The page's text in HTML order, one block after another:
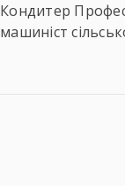
Кондитер
машиніст